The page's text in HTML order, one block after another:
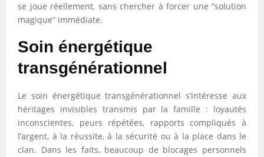
se joue réellement, sans chercher à forcer une “solution
magique” immédiate.
Soin énergétique
transgénérationnel
Le soin énergétique transgénérationnel s’intéresse aux
héritages invisibles transmis par la famille : loyautés
inconscientes, peurs répétées, rapports compliqués à
l’argent, à la réussite, à la sécurité ou à la place dans le
clan. Dans les faits, beaucoup de blocages personnels